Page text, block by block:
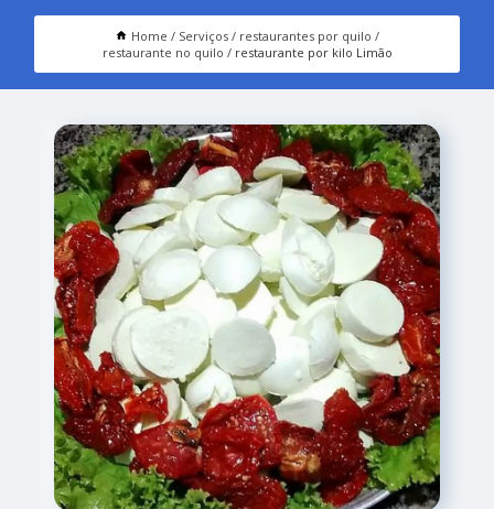
Home Serviços
restaurantes por quilo
restaurante no quilo
restaurante por kilo Limão